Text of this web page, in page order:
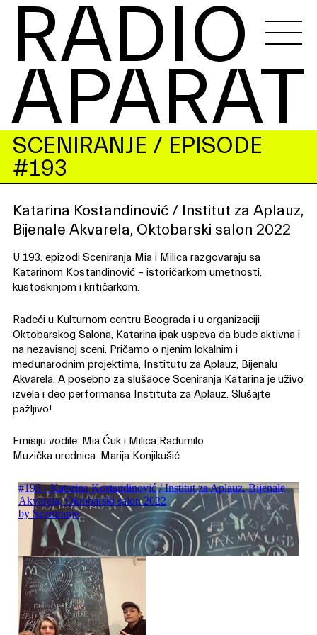
RADIO
APARAT
SCENIRANJE / EPISODE
#193
Katarina Kostandinović / Institut za Aplauz,
Bijenale Akvarela, Oktobarski salon 2022
U 193. epizodi Sceniranja Mia i Milica razgovaraju sa
Katarinom Kostandinović – istoričarkom umetnosti,
kustoskinjom i kritičarkom.
Radeći u Kulturnom centru Beograda i u organizaciji
Oktobarskog Salona, Katarina ipak uspeva da bude aktivna i
na nezavisnoj sceni. Pričamo o njenim lokalnim i
međunarodnim projektima, Institutu za Aplauz, Bijenalu
Akvarela. A posebno za slušaoce Sceniranja Katarina je uživo
izvela i deo performansa Instituta za Aplauz. Slušajte
pažljivo!
Emisiju vodile: Mia Ćuk i Milica Radumilo
Muzička urednica: Marija Konjikušić